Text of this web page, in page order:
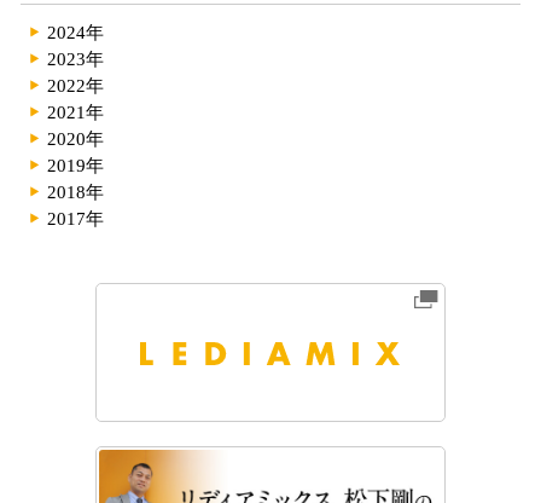
2024年
2023年
2022年
2021年
2020年
2019年
2018年
2017年